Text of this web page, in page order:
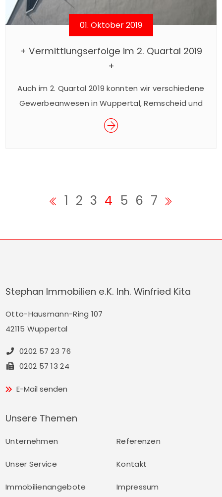
01. Oktober 2019
+ Vermittlungserfolge im 2. Quartal 2019
+
Auch im 2. Quartal 2019 konnten wir verschiedene
Gewerbeanwesen in Wuppertal, Remscheid und
Umgebung an neue Eigentümer bzw. Mieter
vermitteln – nachstehend geben wir Ihnen einen
verkehrstechnisch optimaler Lage von
Wuppertal-Nächstebreck in der Nähe des
m² […]
1 2 3 4 5 6 7
Stephan Immobilien e.K. Inh. Winfried Kita
Otto-Hausmann-Ring 107
42115 Wuppertal
0202 57 23 76
0202 57 13 24
E-Mail senden
Unsere Themen
Unternehmen Referenzen
Unser Service Kontakt
Immobilienangebote Impressum